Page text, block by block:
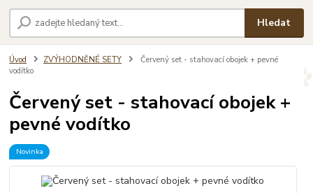
Hledat
Úvod ZVÝHODNĚNÉ SETY
Červený set - stahovací obojek + pevné
vodítko
Červený set - stahovací obojek +
pevné vodítko
Novinka